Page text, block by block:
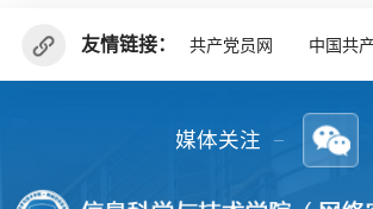
友情链接： 共产党员网 中国共
媒体关注